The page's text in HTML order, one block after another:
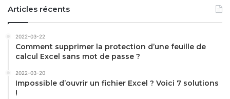
Articles récents
2022-03-22
Comment supprimer la protection d’une feuille de
calcul Excel sans mot de passe ?
2022-03-20
Impossible d’ouvrir un fichier Excel ? Voici 7 solutions
!